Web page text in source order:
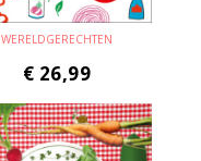
WERELDGERECHTEN
€ 26,99